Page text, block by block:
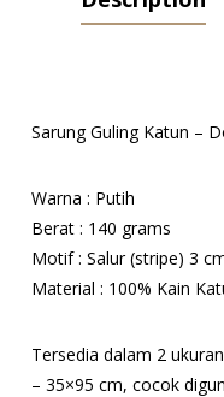
Sarung Guling Katun –
Warna : Putih
Berat : 140 grams
Motif : Salur (stripe) 3
Material : 100% Kain
Tersedia dalam 2
– 35×95 cm, cocok